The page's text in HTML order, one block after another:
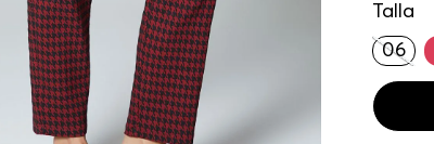
Talla
06